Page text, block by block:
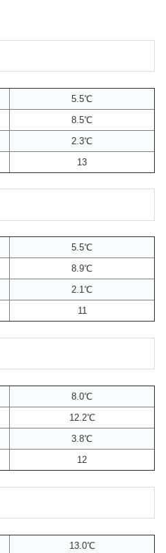
5.5℃
8.5℃
2.3℃
13
5.5℃
8.9℃
2.1℃
11
8.0℃
12.2℃
3.8℃
12
13.0℃